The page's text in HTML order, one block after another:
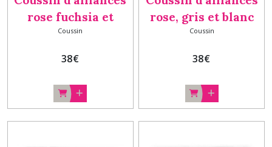
rose fuchsia et
blanc Personnalisé,
mariage
Coussin
38€
rose, gris et blanc
Personnalisé V2
Coussin
38€